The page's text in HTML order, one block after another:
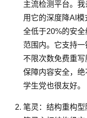
主流检测平台。我
用它的深度降AI
全低于20%的安
范围内。它支持
不限次数免费重
保障内容安全，
学生党也很友好。
笔灵：结构重构型